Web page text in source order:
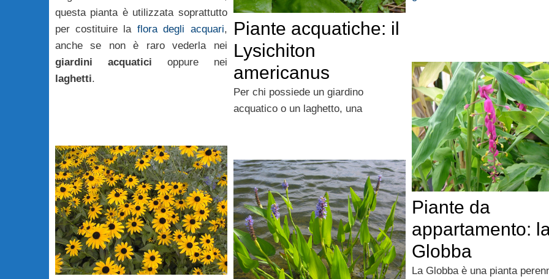
questa pianta è utilizzata soprattutto
per costituire la flora degli acquari,
anche se non è raro vederla nei
giardini acquatici oppure nei
laghetti.
Piante acquatiche: il
Lysichiton
americanus
Per chi possiede un giardino
acquatico o un laghetto, una
Piante da
appartamento:
Globba
La Globba è una pianta